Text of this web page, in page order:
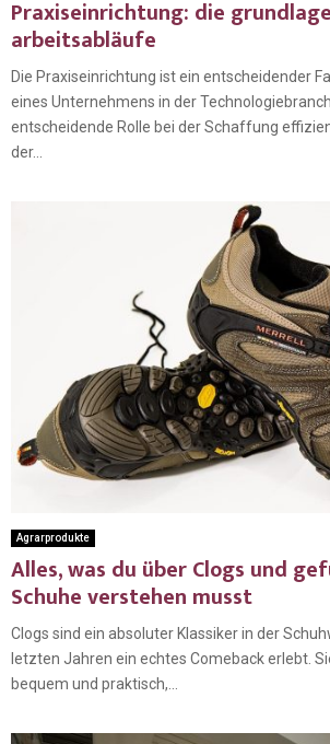
Praxiseinrichtung: die
arbeitsabläufe
Die Praxiseinrichtung ist ein entscheidender
eines Unternehmens in der
entscheidende Rolle bei der Schaffung
der...
Agrarprodukte
Alles, was du über Clogs und
Schuhe verstehen musst
Clogs sind ein absoluter Klassiker in der
letzten Jahren ein echtes Comeback erlebt.
bequem und praktisch,...